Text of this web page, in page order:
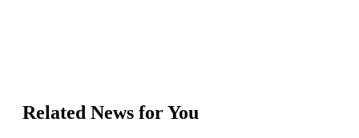
Related News for You